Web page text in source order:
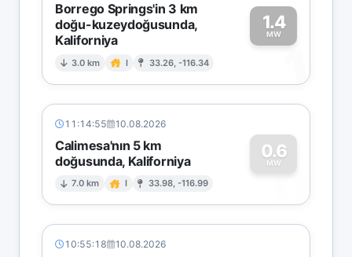
Borrego Springs'in 3 km
doğu-kuzeydoğusunda,
Kaliforniya
3.0 km I 33.26, -116.34
1.4
MW
1
11:14:55 10.08.2026
Calimesa'nın 5 km
doğusunda, Kaliforniya
7.0 km I 33.98, -116.99
0.6
MW
0
10:55:18 10.08.2026